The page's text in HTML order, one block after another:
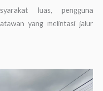
luas, pengguna
yang melintasi jalur